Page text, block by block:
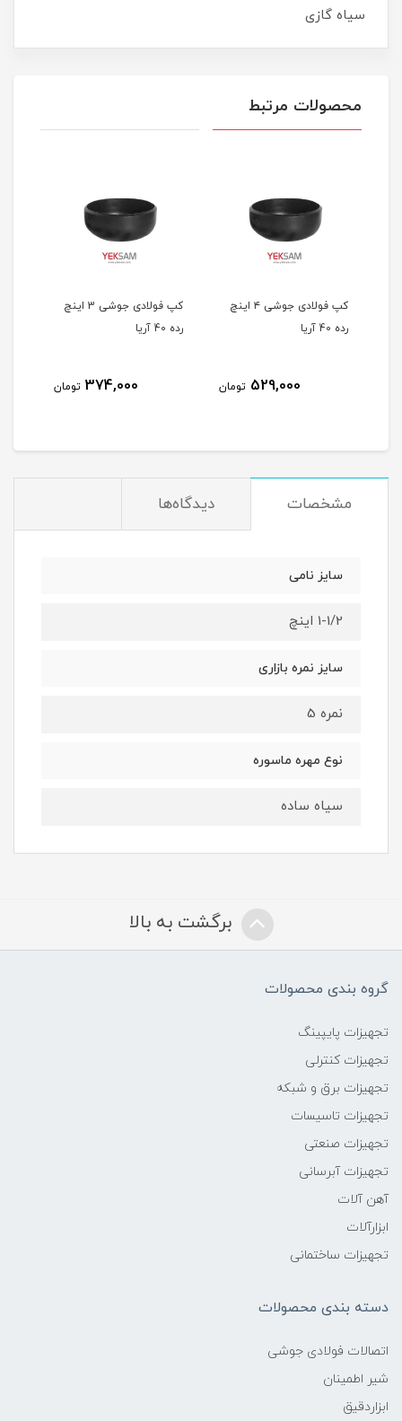
سیاه گازی
محصولات مرتبط
کپ فولادی جوشی ۴ اینچ
رده 40 آریا
529,000 تومان
کپ فولادی جوشی 3 اینچ
رده 40 آریا
374,000 تومان
مشخصات دیدگاه‌ها
سایز نامی
1-1/2 اینچ
سایز نمره بازاری
نمره 5
نوع مهره ماسوره
سیاه ساده
برگشت به بالا
گروه بندی محصولات
تجهیزات پایپینگ
تجهیزات کنترلی
تجهیزات برق و شبکه
تجهیزات تاسیسات
تجهیزات صنعتی
تجهیزات آبرسانی
آهن آلات
ابزارآلات
تجهیزات ساختمانی
دسته بندی محصولات
اتصالات فولادی جوشی
شیر اطمینان
ابزاردقیق